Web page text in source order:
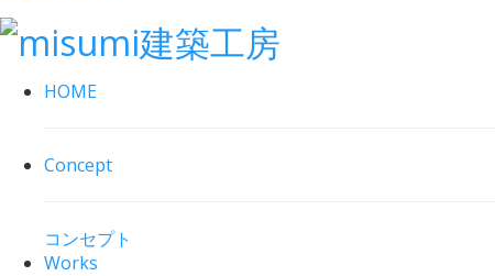
HOME
Concept
コンセプト
Works